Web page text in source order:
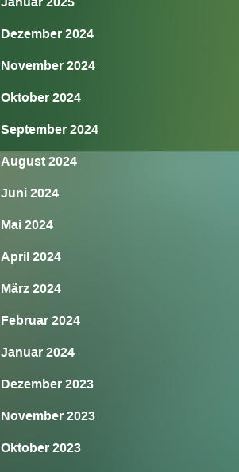
Dezember 2024
November 2024
Oktober 2024
September 2024
August 2024
Juni 2024
Mai 2024
April 2024
März 2024
Februar 2024
Januar 2024
Dezember 2023
November 2023
Oktober 2023